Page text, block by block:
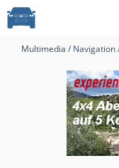
Multimedia / Navigation